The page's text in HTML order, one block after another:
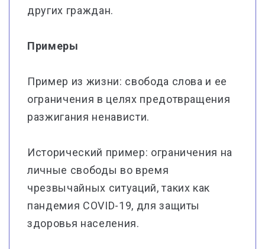
других граждан.
Примеры
Пример из жизни: свобода слова и ее
ограничения в целях предотвращения
разжигания ненависти.
Исторический пример: ограничения на
личные свободы во время
чрезвычайных ситуаций, таких как
пандемия COVID-19, для защиты
здоровья населения.